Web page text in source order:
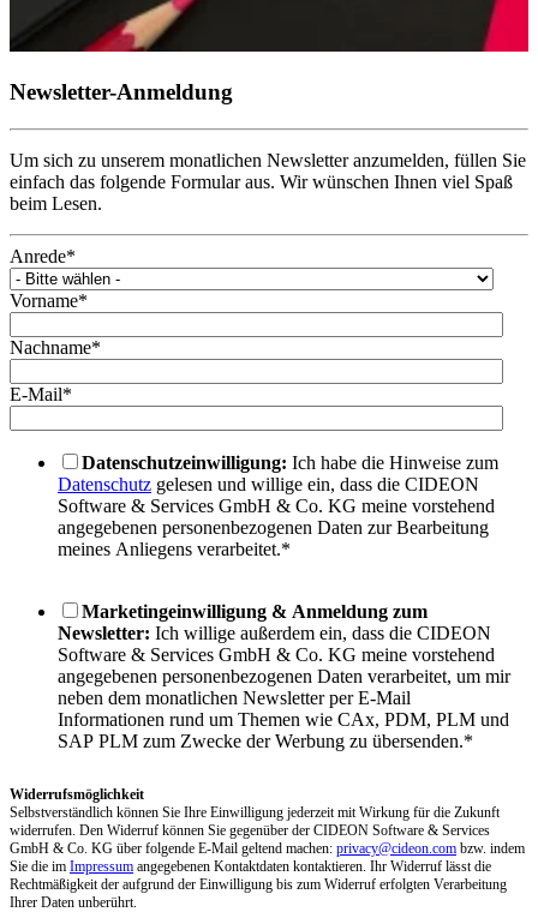
Newsletter-Anmeldung
Um sich zu unserem monatlichen Newsletter anzumelden, füllen Sie
einfach das folgende Formular aus. Wir wünschen Ihnen viel Spaß
beim Lesen.
Anrede*
Vorname*
Nachname*
E-Mail*
Datenschutzeinwilligung: Ich habe die Hinweise zum
Datenschutz gelesen und willige ein, dass die CIDEON
Software & Services GmbH & Co. KG meine vorstehend
angegebenen personenbezogenen Daten zur Bearbeitung
meines Anliegens verarbeitet.*
Marketingeinwilligung & Anmeldung zum
Newsletter: Ich willige außerdem ein, dass die CIDEON
Software & Services GmbH & Co. KG meine vorstehend
angegebenen personenbezogenen Daten verarbeitet, um mir
neben dem monatlichen Newsletter per E-Mail
Informationen rund um Themen wie CAx, PDM, PLM und
SAP PLM zum Zwecke der Werbung zu übersenden.*
Widerrufsmöglichkeit
Selbstverständlich können Sie Ihre Einwilligung jederzeit mit Wirkung für die Zukunft
widerrufen. Den Widerruf können Sie gegenüber der CIDEON Software & Services
GmbH & Co. KG über folgende E-Mail geltend machen: privacy@cideon.com bzw. indem
Sie die im Impressum angegebenen Kontaktdaten kontaktieren. Ihr Widerruf lässt die
Rechtmäßigkeit der aufgrund der Einwilligung bis zum Widerruf erfolgten Verarbeitung
Ihrer Daten unberührt.